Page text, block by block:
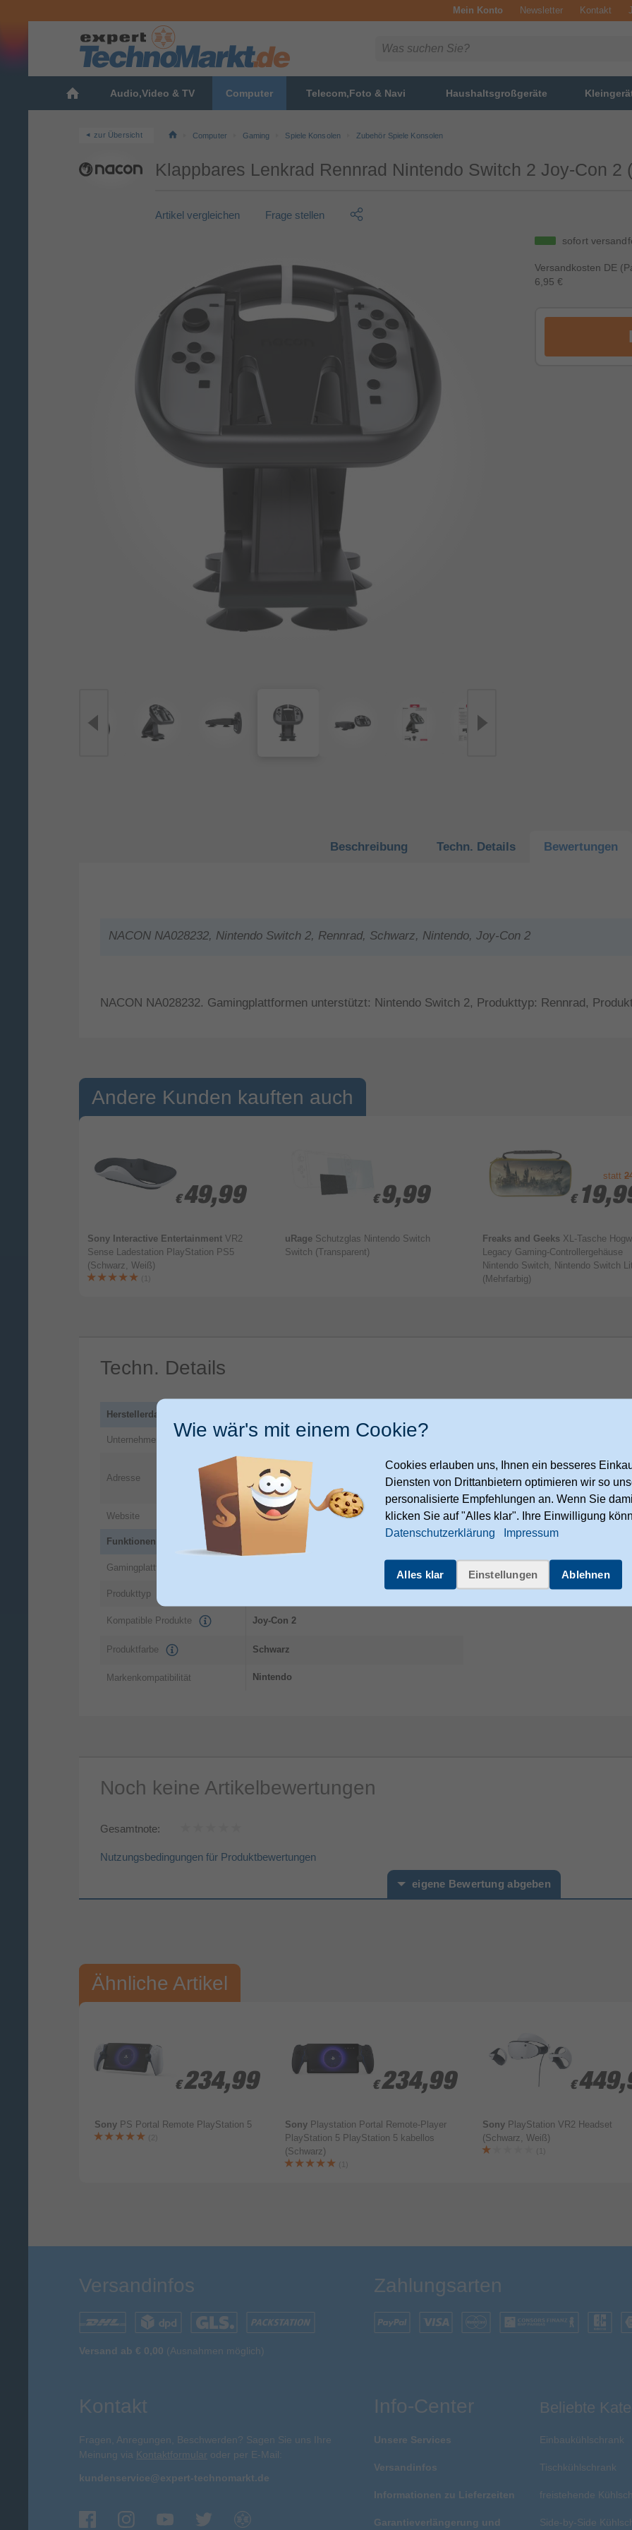
Mein Konto Newsletter Kontakt
Audio,Video & TV Computer Telecom,Foto & Navi Haushaltsgroßgeräte
zur Übersicht Computer Gaming Spiele Konsolen Zubehör Spiele Konsolen
Klappbares Lenkrad Rennrad Nintendo Switch 2 Joy-Con 2
Artikel vergleichen Frage stellen
sofort
Versandkosten DE
6,95 €
Beschreibung Techn. Details Bewertungen
NACON NA028232, Nintendo Switch 2, Rennrad, Schwarz, Nintendo, Joy-Con 2
NACON NA028232. Gamingplattformen unterstützt: Nintendo Switch 2, Produkttyp: Rennrad,
Andere Kunden kauften auch
€ 49,99
€ 49,99
Sony Interactive Entertainment VR2
Sense Ladestation PlayStation PS5
(Schwarz, Weiß)
(1)
€ 9,99
€ 9,99
uRage Schutzglas Nintendo Switch
Switch (Transparent)
statt
€
€
Freaks and Geeks XL-Tasche
Legacy Gaming-Controllergehäuse
Nintendo Switch, Nintendo Switch
(Mehrfarbig)
Techn. Details
Herstellerdaten
Unternehmen Nacon
Adresse
Rue de la Voyette
CRT 259273
Fretin
FR
Website https://www.nacongaming.com/en/legal-notice
Funktionen
Gamingplattformen unterstützt
Produkttyp
Kompatible Produkte Joy-Con 2
Produktfarbe Schwarz
Markenkompatibilität Nintendo
Sonstiges
Herstellerartikelnummer
Noch keine Artikelbewertungen
Gesamtnote:
Nutzungsbedingungen für Produktbewertungen
eigene Bewertung abgeben
Ihre Bewertung:
Bitte mindestens 20 Wörter eingeben
Bewertung & Kommentar speichern
Ähnliche Artikel
€ 234,99
€ 234,99
Sony PS Portal Remote PlayStation 5
(2)
€ 234,99
€ 234,99
Sony Playstation Portal Remote-Player
PlayStation 5 РlayStation 5 kabellos
(Schwarz)
(1)
€
€
Sony PlayStation VR2 Headset
(Schwarz, Weiß)
(1)
Versandinfos
Versand ab € 0,00 (Ausnahmen möglich)
Zahlungsarten
Kontakt
Fragen, Anregungen, Beschwerden? Sagen Sie uns Ihre
Meinung via Kontaktformular oder per E-Mail:
kundenservice@expert-technomarkt.de
Info-Center
Unsere Services
Versandinfos
Informationen zu Lieferzeiten
Garantieverlängerung und
Beliebte
Einbaukühlschrank
Tischkühlschrank
freistehende
Side-by-Side
Wie wär's mit einem Cookie?
Cookies erlauben uns, Ihnen ein besseres
Diensten von Drittanbietern optimieren wir so
personalisierte Empfehlungen an. Wenn Sie
klicken Sie auf "Alles klar". Ihre Einwilligung
Datenschutzerklärung
Impressum
Alles klar Einstellungen Ablehnen